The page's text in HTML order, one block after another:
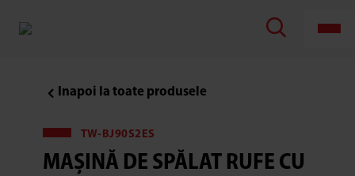
Inapoi la toate produsele
TW-BJ90S2ES
MAȘINĂ DE SPĂLAT RUFE CU